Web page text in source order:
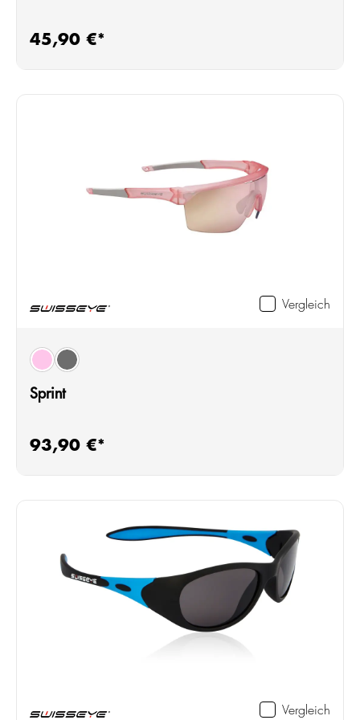
Regulärer Preis:
45,90 €*
Vergleich
Farbeauswählen
crystal pink
gun metal
Sprint
Regulärer Preis:
93,90 €*
Vergleich